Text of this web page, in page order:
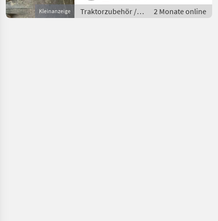
Kleinanzeige
Traktorzubehör /
Sonstiges
2 Monate online